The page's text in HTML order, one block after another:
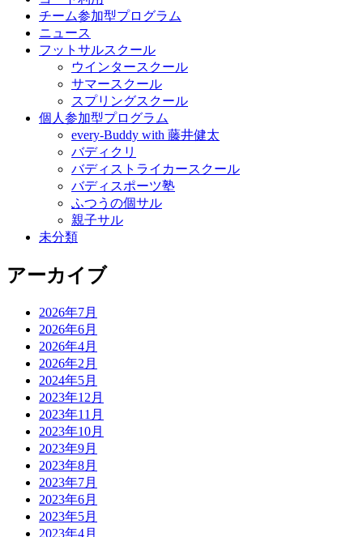
チーム参加型プログラム
ニュース
フットサルスクール
ウインタースクール
サマースクール
スプリングスクール
個人参加型プログラム
every-Buddy with 藤井健太
バディクリ
バディストライカースクール
バディスポーツ塾
ふつうの個サル
親子サル
未分類
アーカイブ
2026年7月
2026年6月
2026年4月
2026年2月
2024年5月
2023年12月
2023年11月
2023年10月
2023年9月
2023年8月
2023年7月
2023年6月
2023年5月
2023年4月